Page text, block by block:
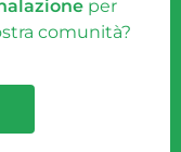
per
comunità?